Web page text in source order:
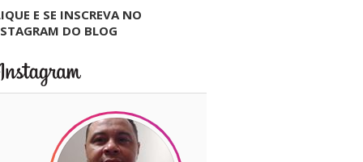
E SE INSCREVA NO
DO BLOG